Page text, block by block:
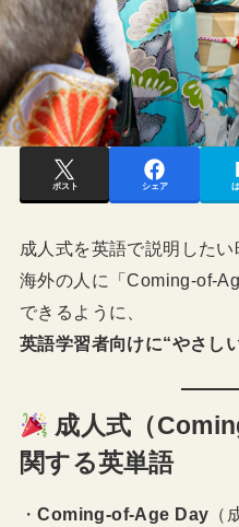
ポスト シェア
成人式を英語で説明したい
海外の人に「Coming-of-
できるように、
英語学習者向けに“やさし
成人式（
関する英単語
・Coming-of-Age Day （